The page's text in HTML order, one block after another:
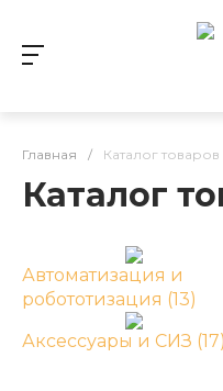
Главная / Каталог товаров
Каталог
Автоматизация и
робототизация (13)
Аксессуары и СИЗ (17)